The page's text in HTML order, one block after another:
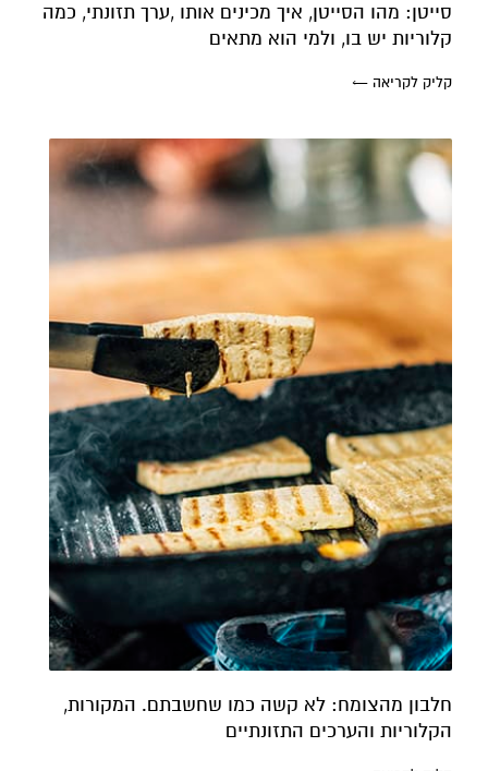
סייטן: מהו הסייטן, איך מכינים אותו ,ערך תזונתי, כמה
קלוריות יש בו, ולמי הוא מתאים
קליק לקריאה ←
חלבון מהצומח: לא קשה כמו שחשבתם. המקורות,
הקלוריות והערכים התזונתיים